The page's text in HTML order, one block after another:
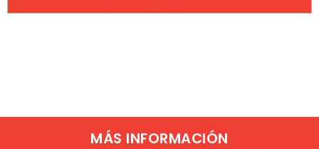
MÁS INFORMACIÓN